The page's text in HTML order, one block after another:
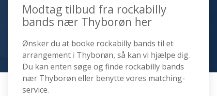
Modtag tilbud fra rockabilly
bands nær Thyborøn her
Ønsker du at booke rockabilly bands til et
arrangement i Thyborøn, så kan vi hjælpe dig.
Du kan enten søge og finde rockabilly bands
nær Thyborøn eller benytte vores matching-
service.